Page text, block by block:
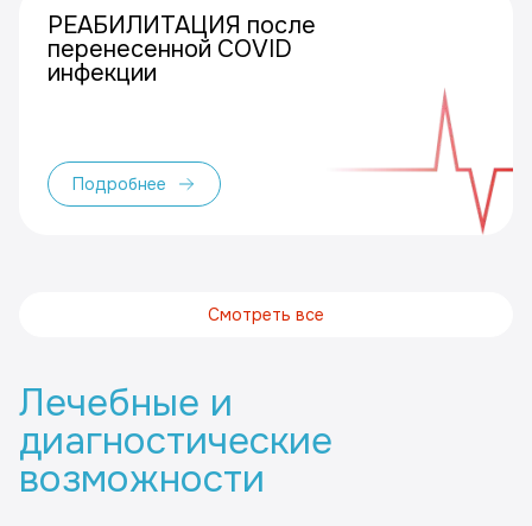
РЕАБИЛИТАЦИЯ после
перенесенной COVID
инфекции
Подробнее
Смотреть все
Лечебные и
диагностические
возможности